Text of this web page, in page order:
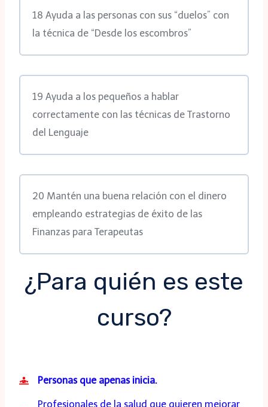
18 Ayuda a las personas con sus “duelos” con
la técnica de “Desde los escombros”
19 Ayuda a los pequeños a hablar
correctamente con las técnicas de Trastorno
del Lenguaje
20 Mantén una buena relación con el dinero
empleando estrategias de éxito de las
Finanzas para Terapeutas
¿Para quién es este
curso?
Personas que apenas inicia.
Profesionales de la salud que quieren mejorar